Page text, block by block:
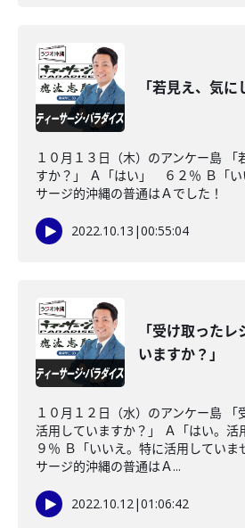
「若見え、気に
１０月１３日（木）のアンケー島 「
すか？」 Ａ「はい」 ６２％ Ｂ「い
サージ的沖縄の普通はＡでした！
2022.10.13 |00:55:04
「受け取った
いますか？」
１０月１２日（水）のアンケー島 「
活用していますか？」 Ａ「はい。
９％ Ｂ「いいえ。特に活用していま
サージ的沖縄の普通はＡ...
2022.10.12|01:06:42